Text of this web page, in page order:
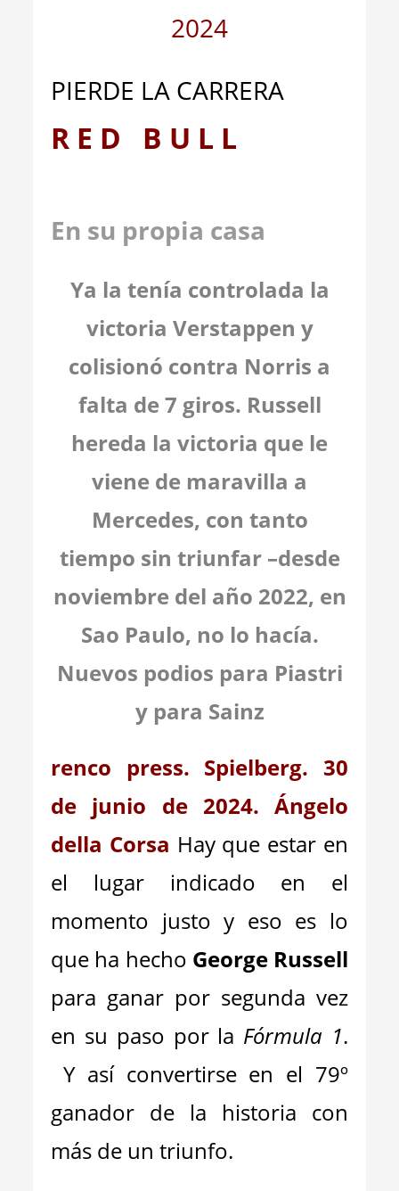
2024
PIERDE LA CARRERA
R E D B U L L
En su propia casa
Ya la tenía controlada la
victoria Verstappen y
colisionó contra Norris a
falta de 7 giros. Russell
hereda la victoria que le
viene de maravilla a
Mercedes, con tanto
tiempo sin triunfar –desde
noviembre del año 2022, en
Sao Paulo, no lo hacía.
Nuevos podios para Piastri
y para Sainz
renco press. Spielberg. 30
de junio de 2024. Ángelo
della Corsa Hay que estar en
el lugar indicado en el
momento justo y eso es lo
que ha hecho George Russell
para ganar por segunda vez
en su paso por la Fórmula 1.
Y así convertirse en el 79º
ganador de la historia con
más de un triunfo.